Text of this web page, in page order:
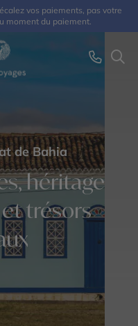
vos paiements, pas votre
moment du paiement.
de Bahia
héritage
trésors